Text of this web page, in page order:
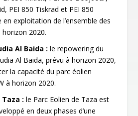
PEI 850 Tiskrad et PEI 850
en exploitation de l’ensemble des
2020.
Al Baida : le repowering du
Al Baida, prévu à horizon 2020,
la capacité du parc éolien
à horizon 2020.
: le Parc Eolien de Taza est
en deux phases d’une